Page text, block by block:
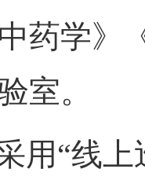
药学》
室。
用“线